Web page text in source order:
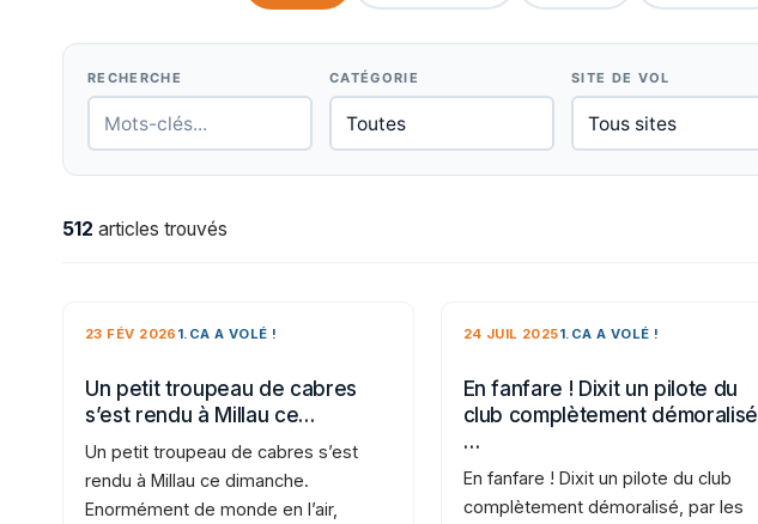
RECHERCHE CATÉGORIE SITE DE VOL
512 articles trouvés
23 FÉV 2026 1.CA A VOLÉ !
Un petit troupeau de cabres
s’est rendu à Millau ce…
Un petit troupeau de cabres s’est
rendu à Millau ce dimanche.
Enormément de monde en l’air,
24 JUIL 20251.CA A VOLÉ !
En fanfare ! Dixit un pilote du
club complètement démoralisé,
…
En fanfare ! Dixit un pilote du club
complètement démoralisé, par les